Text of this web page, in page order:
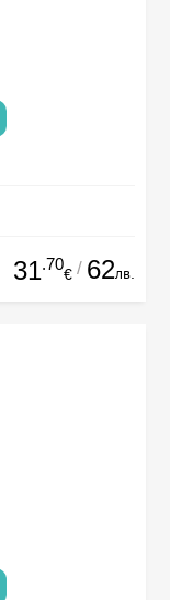
31.70
€ / 62лв.